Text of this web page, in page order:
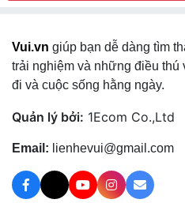
Vui.vn giúp bạn dễ dàng tìm
trải nghiệm và những điều thú
đi và cuộc sống hằng ngày.
Quản lý bởi: 1Ecom Co.,Ltd
Email: lienhevui@gmail.com